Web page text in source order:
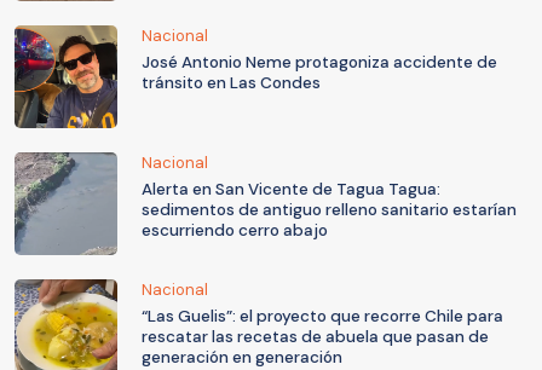
Nacional
José Antonio Neme protagoniza accidente de
tránsito en Las Condes
Nacional
Alerta en San Vicente de Tagua Tagua:
sedimentos de antiguo relleno sanitario estarían
escurriendo cerro abajo
Nacional
“Las Guelis”: el proyecto que recorre Chile para
rescatar las recetas de abuela que pasan de
generación en generación